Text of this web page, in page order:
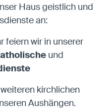
Haus geistlich und
an:
feiern wir in unserer
und
kirchlichen
Aushängen.